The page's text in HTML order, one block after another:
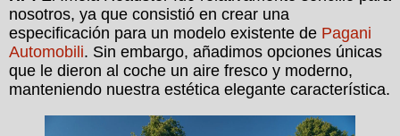
nosotros, ya que consistió en crear una
especificación para un modelo existente de Pagani
Automobili. Sin embargo, añadimos opciones únicas
que le dieron al coche un aire fresco y moderno,
manteniendo nuestra estética elegante característica.